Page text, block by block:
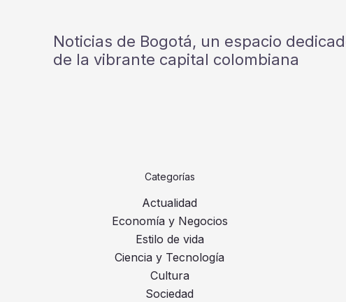
Noticias de Bogotá, un espacio
de la vibrante capital colombiana
Categorías
Actualidad
Economía y Negocios
Estilo de vida
Ciencia y Tecnología
Cultura
Sociedad